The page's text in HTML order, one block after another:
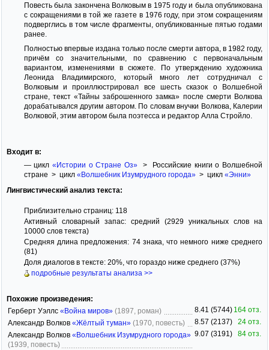
Повесть была закончена Волковым в 1975 году и была опубликована
с сокращениями в той же газете в 1976 году, при этом сокращениям
подверглись в том числе фрагменты, опубликованные пятью годами
ранее.
Полностью впервые издана только после смерти автора, в 1982 году,
причём со значительными, по сравнению с первоначальным
вариантом, изменениями в сюжете. По утверждению художника
Леонида Владимирского, который много лет сотрудничал с
Волковым и проиллюстрировал все шесть сказок о Волшебной
стране, текст «Тайны заброшенного замка» после смерти Волкова
дорабатывался другим автором. По словам внучки Волкова, Калерии
Волковой, этим автором была поэтесса и редактор Алла Стройло.
Входит в:
— цикл «Истории о Стране Оз»> Российские книги о Волшебной
стране > цикл «Волшебник Изумрудного города»> цикл «Энни»
Лингвистический анализ текста:
Приблизительно страниц: 118
Активный словарный запас: средний (2929 уникальных слов на
10000 слов текста)
Средняя длина предложения: 74 знака, что немного ниже среднего
(81)
Доля диалогов в тексте: 20%, что гораздо ниже среднего (37%)
подробные результаты анализа >>
Похожие произведения:
Герберт Уэллс «Война миров» (1897, роман) 8.41 (5744) 164 отз.
Александр Волков «Жёлтый туман» (1970, повесть) 8.57 (2137)
24 отз.
Александр Волков «Волшебник Изумрудного города»
(1939, повесть)
9.07 (3191) 84 отз.